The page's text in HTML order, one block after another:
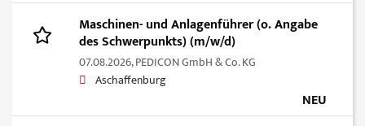
Maschinen- und Anlagenführer (o. Angabe
des Schwerpunkts) (m/w/d)
07.08.2026,PEDICON GmbH & Co. KG
Aschaffenburg
NEU